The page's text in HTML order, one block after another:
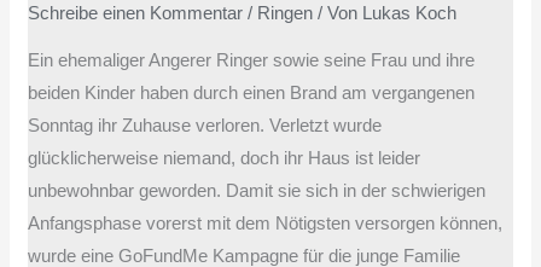
Schreibe einen Kommentar / Ringen / Von Lukas Koch
Ein ehemaliger Angerer Ringer sowie seine Frau und ihre
beiden Kinder haben durch einen Brand am vergangenen
Sonntag ihr Zuhause verloren. Verletzt wurde
glücklicherweise niemand, doch ihr Haus ist leider
unbewohnbar geworden. Damit sie sich in der schwierigen
Anfangsphase vorerst mit dem Nötigsten versorgen können,
wurde eine GoFundMe Kampagne für die junge Familie